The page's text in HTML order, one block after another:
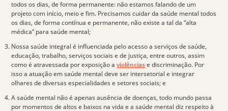
todos os dias, de forma permanente: não estamos falando de um
projeto com início, meio e fim. Precisamoscuidar da saúde mental todos
os dias, de forma contínua e permanente, não existe a tal da “alta
médica” para saúde mental;
Nossa saúde integral é influenciada pelo acesso a serviços de saúde,
educação, trabalho, serviços sociais e de justiça, entre outros, assim
como é atravessada por exposição aviolências e discriminação. Por
isso a atuação em saúde mental deve ser intersetorial e integrar
olhares de diversas especialidades e setores sociais; e
A saúde mental não é apenas ausência de doenças , todo mundo passa
por momentos de altos e baixos na vida e a saúde mental diz respeito à